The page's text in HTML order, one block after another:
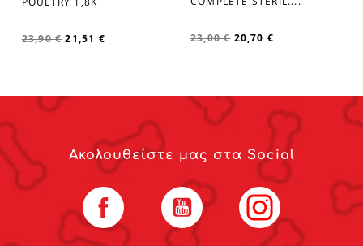
23,90 € 21,51 € 23,00 € 20,70 €
Ακολουθείστε μας στα Social
Facebook YouTube Instagram